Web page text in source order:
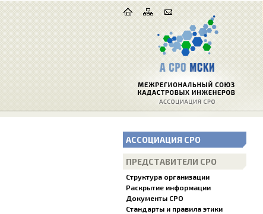
АССОЦИАЦИЯ СРО
ПРЕДСТАВИТЕЛИ СРО
Структура организации
Раскрытие информации
Документы СРО
Стандарты и правила этики